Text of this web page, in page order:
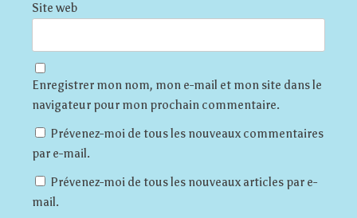
Site web
Enregistrer mon nom, mon e-mail et mon site dans le
navigateur pour mon prochain commentaire.
Prévenez-moi de tous les nouveaux commentaires
par e-mail.
Prévenez-moi de tous les nouveaux articles par e-
mail.